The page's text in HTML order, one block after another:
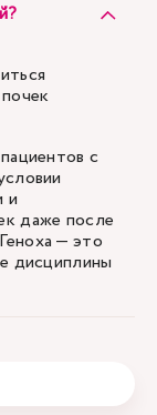
с
и
даже после
— это
дисциплины